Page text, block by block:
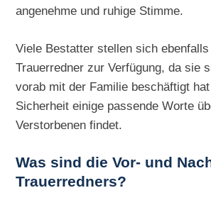
angenehme und ruhige Stimme.
Viele Bestatter stellen sich
Trauerredner zur Verfügung, da sie
vorab mit der Familie beschäftigt
Sicherheit einige passende Worte
Verstorbenen findet.
Was sind die Vor- und
Trauerredners?